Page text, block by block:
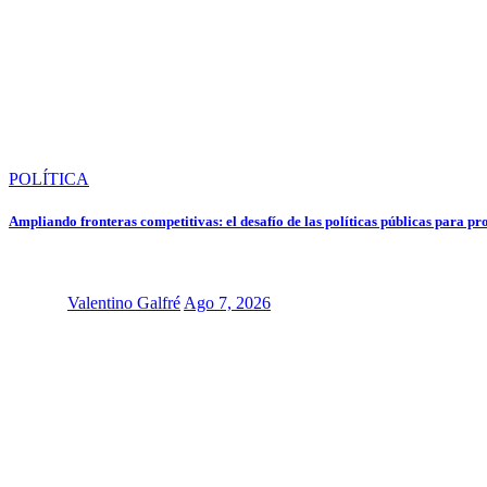
POLÍTICA
Ampliando fronteras competitivas: el desafío de las políticas públicas para
Valentino GalfréAgo 7, 2026